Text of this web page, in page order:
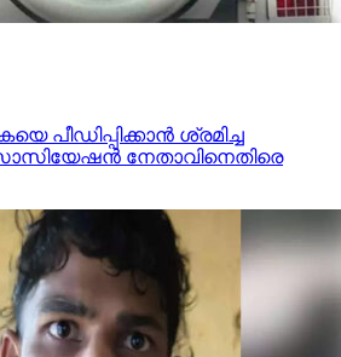
പീഡിപ്പിക്കാന്‍ ശ്രമിച്ച
നേതാവിനെതിരെ